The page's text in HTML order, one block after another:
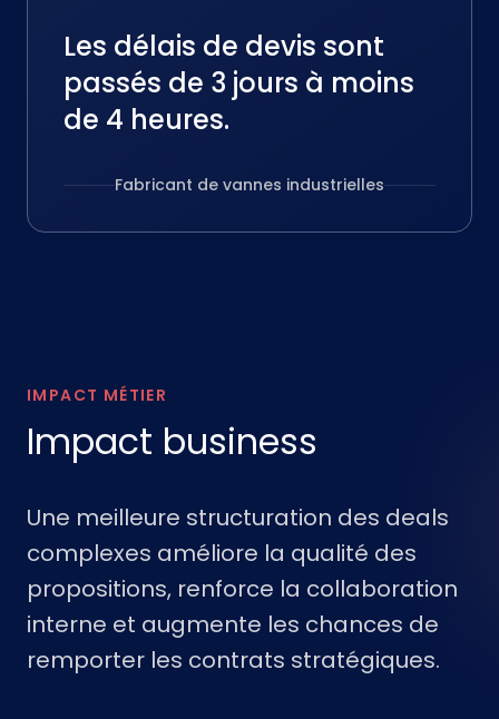
Les délais de devis sont
passés de 3 jours à moins
de 4 heures.
Fabricant de vannes industrielles
IMPACT MÉTIER
Impact business
Une meilleure structuration des deals
complexes améliore la qualité des
propositions, renforce la collaboration
interne et augmente les chances de
remporter les contrats stratégiques.